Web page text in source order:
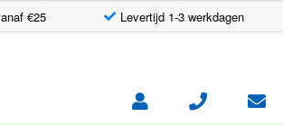
€25 Levertijd 1-3 werkdagen